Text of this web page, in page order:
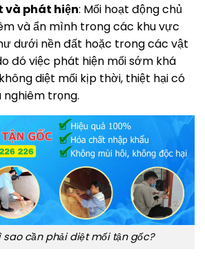
và phát hiện: Mối hoạt động chủ
và ẩn mình trong các khu vực
dưới nền đất hoặc trong các vật
đó việc phát hiện mối sớm khá
diệt mối kịp thời, thiệt hại có
nghiêm trọng.
sao cần phải diệt mối tận gốc?